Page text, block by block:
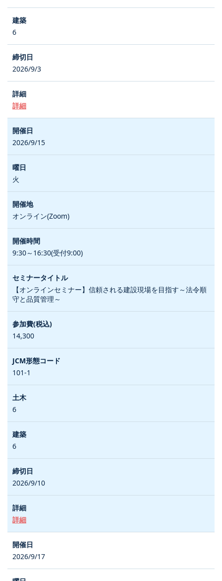
6
2026/9/3
詳細
2026/9/15
火
オンライン(Zoom)
9:30～16:30(受付9:00)
【オンラインセミナー】信頼される建設現場を目指す～法令順
守と品質管理～
14,300
101-1
6
6
2026/9/10
詳細
2026/9/17